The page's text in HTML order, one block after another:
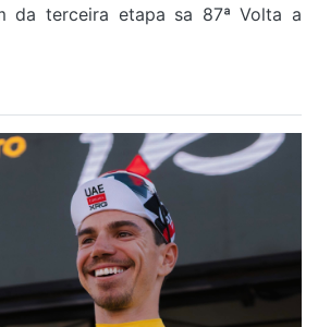
da terceira etapa sa 87ª Volta a